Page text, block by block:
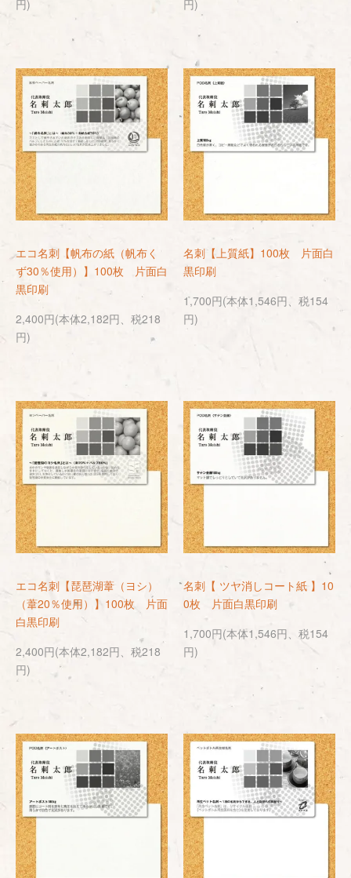
円) 円)
エコ名刺【帆布の紙（帆布く
ず30％使用）】100枚 片面白
黒印刷
2,400円(本体2,182円、税218
円)
名刺【上質紙】100枚 片面白
黒印刷
1,700円(本体1,546円、税154
円)
エコ名刺【琵琶湖葦（ヨシ）
（葦20％使用）】100枚 片面
白黒印刷
2,400円(本体2,182円、税218
円)
名刺【 ツヤ消しコート紙 】10
0枚 片面白黒印刷
1,700円(本体1,546円、税154
円)